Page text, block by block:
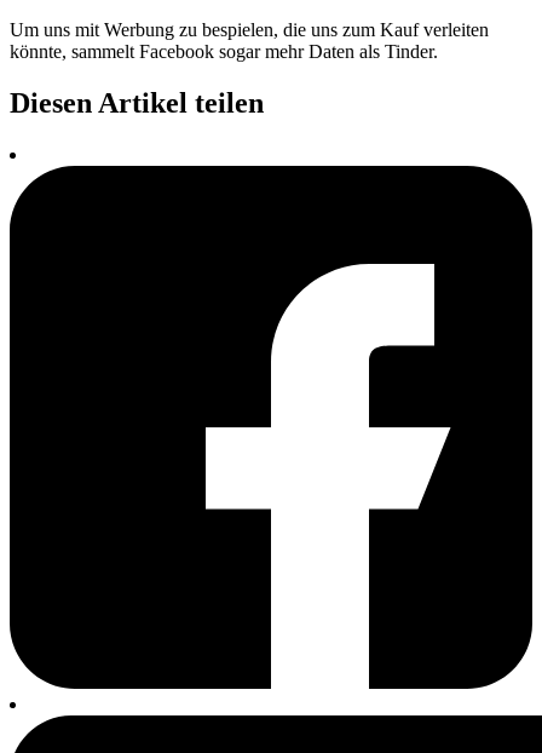
Um uns mit Werbung zu bespielen, die uns zum Kauf verleiten
könnte, sammelt Facebook sogar mehr Daten als Tinder.
Diesen Artikel teilen